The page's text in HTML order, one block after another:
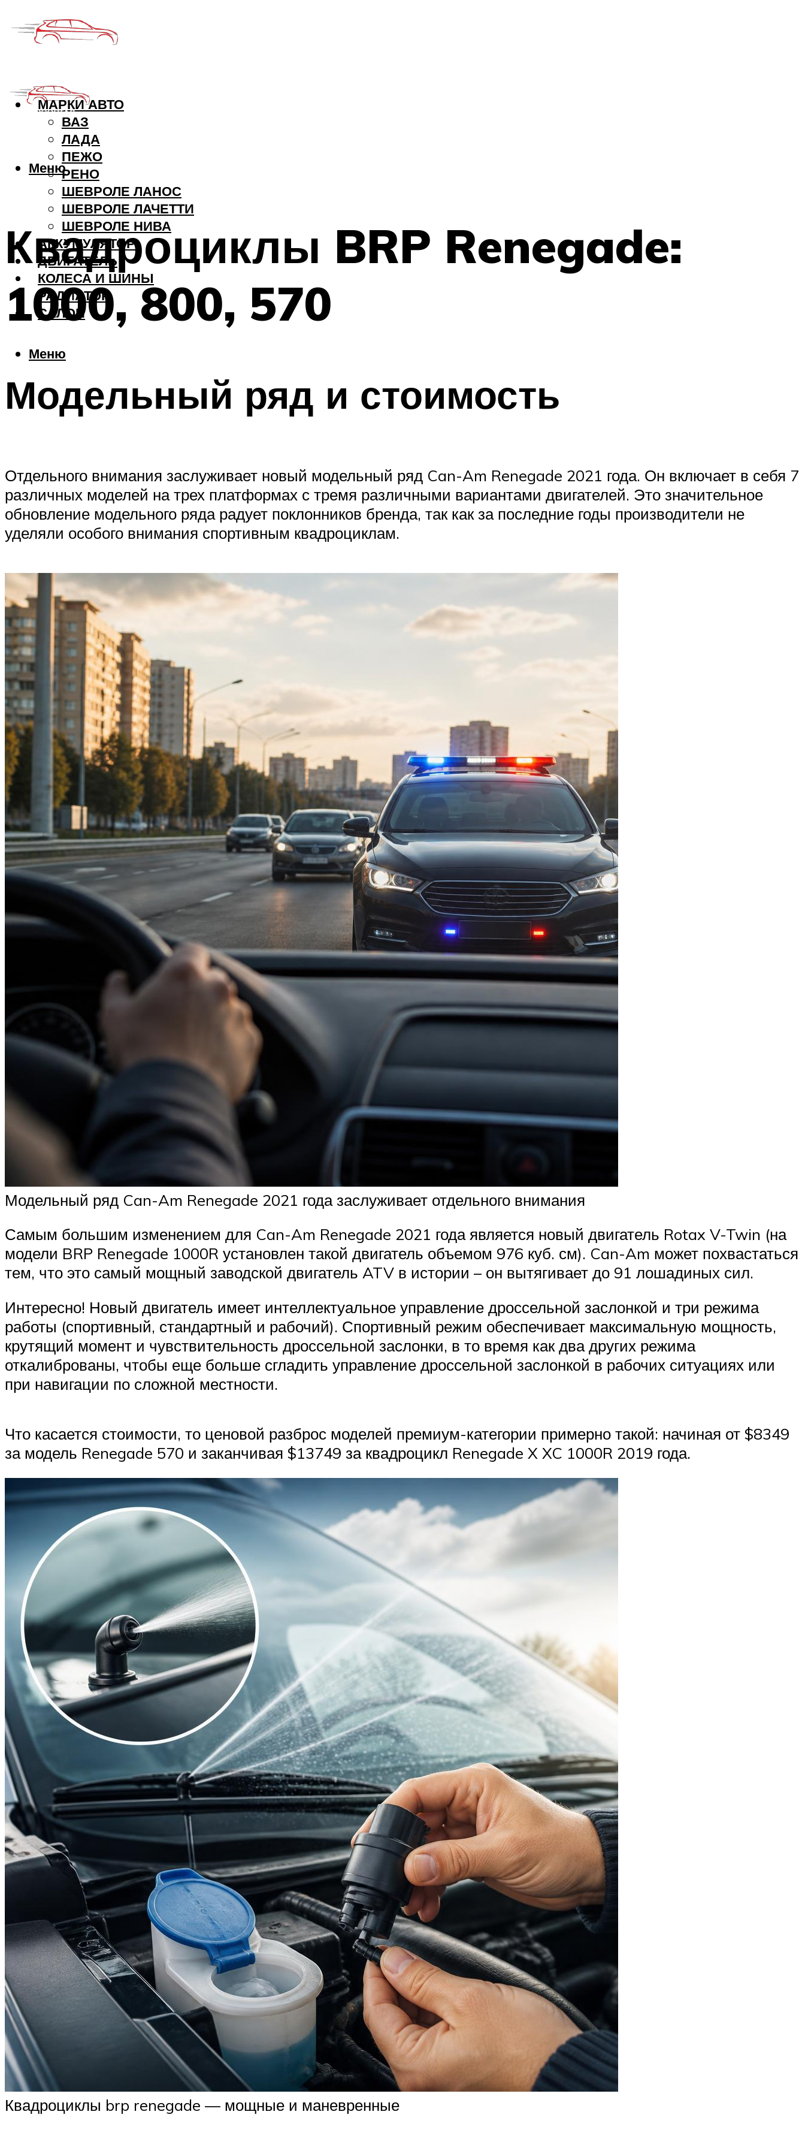
МАРКИ АВТО
ВАЗ
ЛАДА
ПЕЖО
РЕНО
ШЕВРОЛЕ ЛАНОС
ШЕВРОЛЕ ЛАЧЕТТИ
ШЕВРОЛЕ НИВА
АККУМУЛЯТОР
ДВИГАТЕЛЬ
КОЛЕСА И ШИНЫ
РАДИАТОР
САЛОН
Меню
Меню
Квадроциклы BRP Renegade:
1000, 800, 570
Модельный ряд и стоимость
Отдельного внимания заслуживает новый модельный ряд Can-Am Renegade 2021 года. Он включает в себя 7
различных моделей на трех платформах с тремя различными вариантами двигателей. Это значительное
обновление модельного ряда радует поклонников бренда, так как за последние годы производители не
уделяли особого внимания спортивным квадроциклам.
Модельный ряд Can-Am Renegade 2021 года заслуживает отдельного внимания
Самым большим изменением для Can-Am Renegade 2021 года является новый двигатель Rotax V-Twin (на
модели BRP Renegade 1000R установлен такой двигатель объемом 976 куб. см). Can-Am может похвастаться
тем, что это самый мощный заводской двигатель ATV в истории – он вытягивает до 91 лошадиных сил.
Интересно! Новый двигатель имеет интеллектуальное управление дроссельной заслонкой и три режима
работы (спортивный, стандартный и рабочий). Спортивный режим обеспечивает максимальную мощность,
крутящий момент и чувствительность дроссельной заслонки, в то время как два других режима
откалиброваны, чтобы еще больше сгладить управление дроссельной заслонкой в рабочих ситуациях или
при навигации по сложной местности.
Что касается стоимости, то ценовой разброс моделей премиум-категории примерно такой: начиная от $8349
за модель Renegade 570 и заканчивая $13749 за квадроцикл Renegade X XC 1000R 2019 года.
Квадроциклы brp renegade — мощные и маневренные